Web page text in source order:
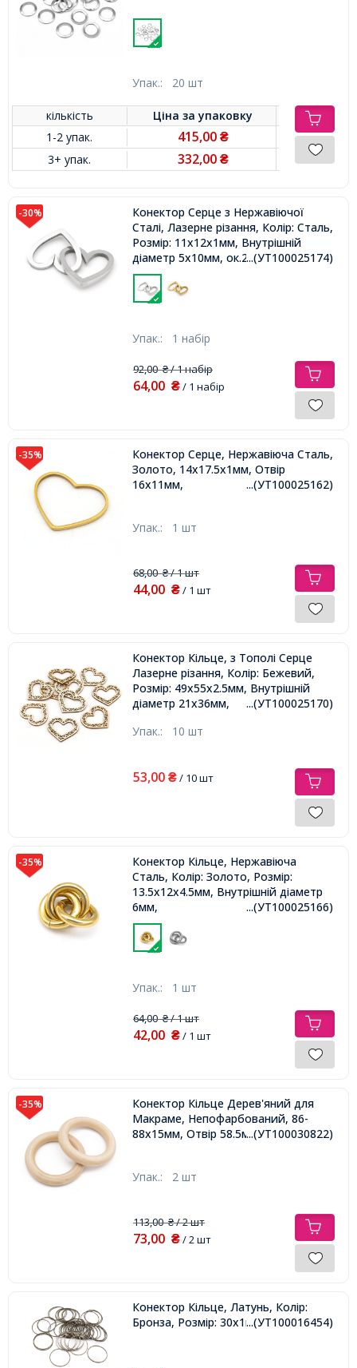
Упак.: 20 шт
кількість Ціна заупаковку
1-2 упак.
415,00 ₴
3+ упак. 332,00 ₴
-30%
Конектор Серце з Нержавіючої
Сталі, Лазерне різання, Колір: Сталь,
Розмір: 11x12x1мм, Внутрішній
діаметр 5х10мм, ок.2шт/комплект,
...(УТ100025174)
Упак.: 1 набір
92,00₴/ 1 набір
64,00 ₴/ 1 набір
-35%
Конектор Серце, Нержавіюча Сталь,
Золото, 14x17.5x1мм, Отвір
16х11мм,
...(УТ100025162)
Упак.: 1 шт
68,00₴/ 1 шт
44,00 ₴/ 1 шт
Конектор Кільце, з Тополі Серце
Лазерне різання, Колір: Бежевий,
Розмір: 49x55x2.5мм, Внутрішній
діаметр 21х36мм,
...(УТ100025170)
Упак.: 10 шт
53,00 ₴/ 10 шт
-35%
Конектор Кільце, Нержавіюча
Сталь, Колір: Золото, Розмір:
13.5x12x4.5мм, Внутрішній діаметр
6мм,
...(УТ100025166)
Упак.: 1 шт
64,00₴/ 1 шт
42,00 ₴/ 1 шт
-35%
Конектор Кільце Дерев'яний для
Макраме, Непофарбований, 86-
88х15мм, Отвір 58.5мм,...(УТ100030822)
Упак.: 2 шт
113,00₴/ 2 шт
73,00 ₴/ 2 шт
Конектор Кільце, Латунь, Колір:
Бронза, Розмір: 30х1мм,...(УТ100016454)